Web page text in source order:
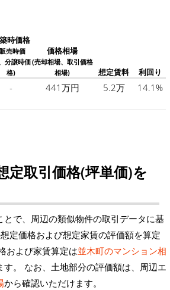
時価格
売時価
分譲時価
格)
価格相場
(売却相場、取引価格
相場)
想定賃料 利回り
- 441万円 5.2万 14.1%
定取引価格(坪単価)を
とで、周辺の類似物件の取引データに基
定価格および想定家賃の評価額を算定
および家賃算定は並木町のマンション相
す。 なお、土地部分の評価額は、周辺エ
から確認いただけます。